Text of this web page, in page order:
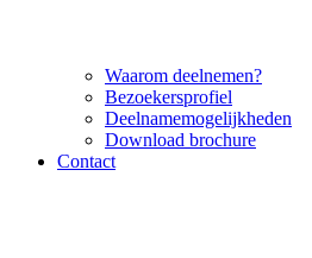
Waarom deelnemen?
Bezoekersprofiel
Deelnamemogelijkheden
Download brochure
Contact